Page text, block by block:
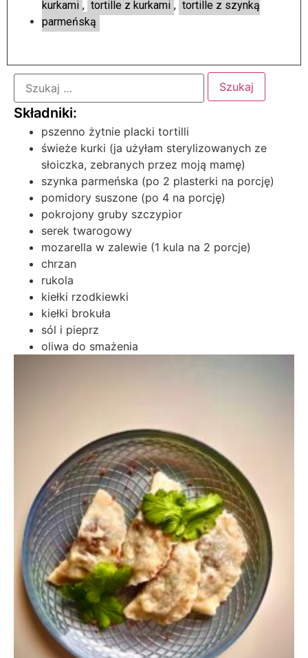
kurkami , tortille z kurkami , tortille z szynką
parmeńską
pszenno żytnie placki tortilli
świeże kurki (ja użyłam sterylizowanych ze
słoiczka, zebranych przez moją mamę)
szynka parmeńska (po 2 plasterki na porcję)
pomidory suszone (po 4 na porcję)
pokrojony gruby szczypior
serek twarogowy
mozarella w zalewie (1 kula na 2 porcje)
chrzan
rukola
kiełki rzodkiewki
kiełki brokuła
sól i pieprz
oliwa do smażenia